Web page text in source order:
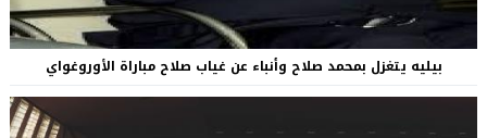
بيليه يتغزل بمحمد صلاح وأنباء عن غياب صلاح مباراة الأوروغواي